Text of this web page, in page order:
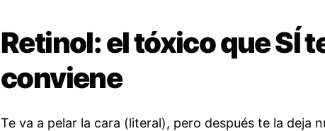
Retinol: el tóxico que SÍ
conviene
Te va a pelar la cara (literal), pero después te la deja